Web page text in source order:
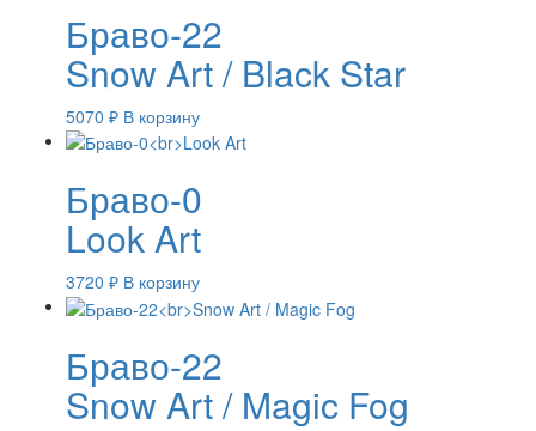
Браво-22
Snow Art / Black Star
5070 ₽ В корзину
Браво-0
Look Art
3720 ₽ В корзину
Браво-22
Snow Art / Magic Fog